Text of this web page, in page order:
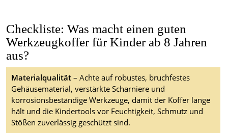
Checkliste: Was macht einen guten
Werkzeugkoffer für Kinder ab 8 Jahren
aus?
Materialqualität– Achte auf robustes, bruchfestes
Gehäusematerial, verstärkte Scharniere und
korrosionsbeständige Werkzeuge, damit der Koffer lange
hält und die Kindertools vor Feuchtigkeit, Schmutz und
Stößen zuverlässig geschützt sind.